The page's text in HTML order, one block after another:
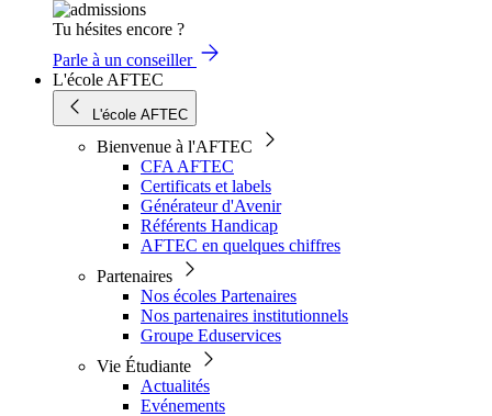
Tu hésites encore ?
Parle à un conseiller
L'école AFTEC
L'école AFTEC
Bienvenue à l'AFTEC
CFA AFTEC
Certificats et labels
Générateur d'Avenir
Référents Handicap
AFTEC en quelques chiffres
Partenaires
Nos écoles Partenaires
Nos partenaires institutionnels
Groupe Eduservices
Vie Étudiante
Actualités
Evénements